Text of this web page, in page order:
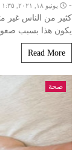
- يونيو ١٨, ٢٠٢١, ١:٣٥ ص
كثير من الناس غير
يكون هذا بسبب
Read More
صحة